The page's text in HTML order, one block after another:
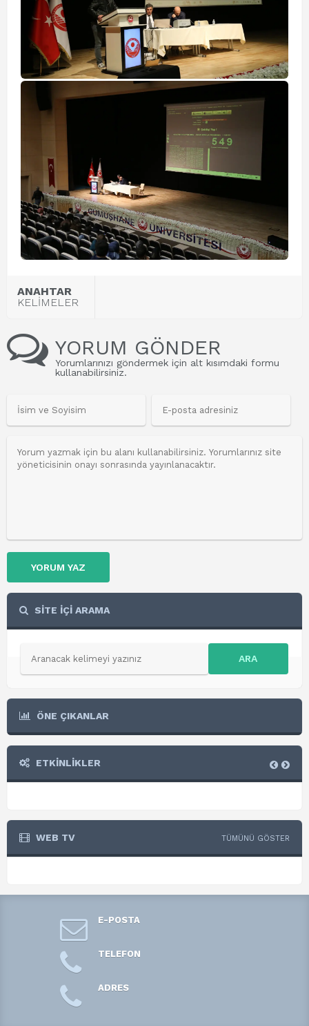
ANAHTAR
KELİMELER
YORUM GÖNDER
Yorumlarınızı göndermek için alt kısımdaki formu
kullanabilirsiniz.
YORUM YAZ
SİTE İÇİ ARAMA
ARA
ÖNE ÇIKANLAR
ETKİNLİKLER
WEB TV TÜMÜNÜ GÖSTER
E-POSTA
TELEFON
ADRES